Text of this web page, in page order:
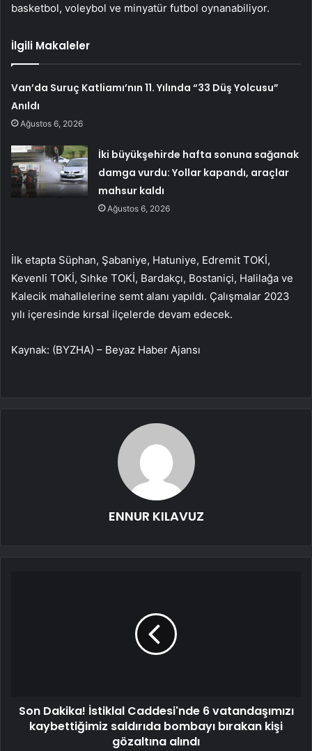
basketbol, voleybol ve minyatür futbol oynanabiliyor.
İlgili Makaleler
Van’da Suruç Katliamı’nın 11. Yılında “33 Düş Yolcusu”
Anıldı
Ağustos 6, 2026
İki büyükşehirde hafta sonuna sağanak
damga vurdu: Yollar kapandı, araçlar
mahsur kaldı
Ağustos 6, 2026
İlk etapta Süphan, Şabaniye, Hatuniye, Edremit TOKİ,
Kevenli TOKİ, Sıhke TOKİ, Bardakçı, Bostaniçi, Halilağa ve
Kalecik mahallelerine semt alanı yapıldı. Çalışmalar 2023
yılı içeresinde kırsal ilçelerde devam edecek.
Kaynak: (BYZHA) – Beyaz Haber Ajansı
ENNUR KILAVUZ
Son Dakika! İstiklal Caddesi'nde 6 vatandaşımızı
kaybettiğimiz saldırıda bombayı bırakan kişi
gözaltına alındı